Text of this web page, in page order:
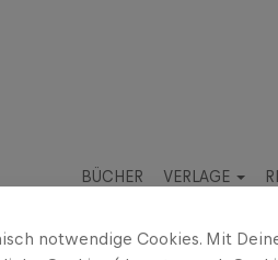
BÜCHER VERLAGE
notwendige Cookies. Mit